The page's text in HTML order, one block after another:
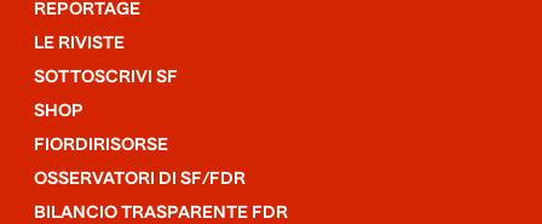
REPORTAGE
LE RIVISTE
SOTTOSCRIVI SF
SHOP
FIORDIRISORSE
OSSERVATORI DI SF/FDR
BILANCIO TRASPARENTE FDR